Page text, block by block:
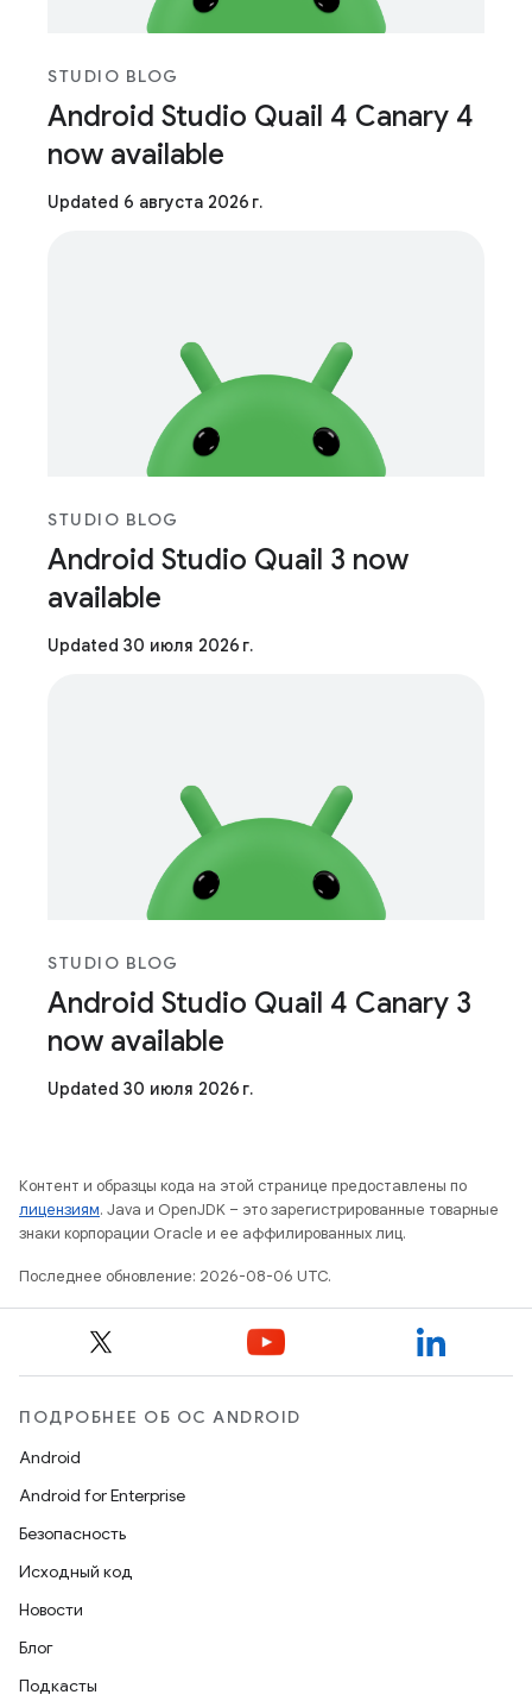
STUDIO BLOG
Android Studio Quail 4 Canary 4
now available
Updated 6 августа 2026 г.
STUDIO BLOG
Android Studio Quail 3 now
available
Updated 30 июля 2026 г.
STUDIO BLOG
Android Studio Quail 4 Canary 3
now available
Updated 30 июля 2026 г.
Контент и образцы кода на этой странице предоставлены по
лицензиям. Java и OpenJDK – это зарегистрированные товарные
знаки корпорации Oracle и ее аффилированных лиц.
Последнее обновление: 2026-08-06 UTC.
ПОДРОБНЕЕ ОБ ОС ANDROID
Android
Android for Enterprise
Безопасность
Исходный код
Новости
Блог
Подкасты